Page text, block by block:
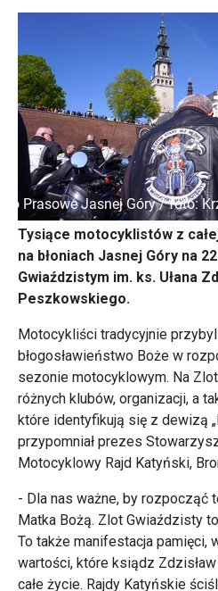
Tysiące motocyklistów z
na błoniach Jasnej Góry na
Gwiaździstym im. ks. Ułana
Peszkowskiego.
Motocykliści tradycyjnie
błogosławieństwo Boże w
sezonie motocyklowym. Na
różnych klubów, organizacji, a
które identyfikują się z dewizą
przypomniał prezes
Motocyklowy Rajd Katyński,
- Dla nas ważne, by rozpocząć
Matka Bożą. Zlot Gwiaździsty
To także manifestacja pamięci,
wartości, które ksiądz
całe życie. Rajdy Katyńskie